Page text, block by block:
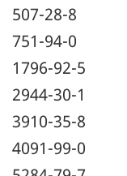
507-28-8
751-94-0
1796-92-5
2944-30-1
3910-35-8
4091-99-0